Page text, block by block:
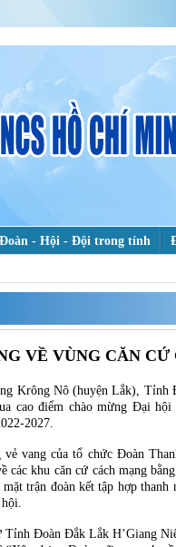
Đoàn - Hội - Đội trong tỉnh
chuyện đẹp
VỀ VÙNG CĂN CỨ
Krông Nô (huyện Lắk),
cao điểm chào mừng Đại
2027.
vang của tổ chức Đoàn
các khu căn cứ cách mạng
trận đoàn kết tập hợp thanh
Đoàn Đắk Lắk H’Giang